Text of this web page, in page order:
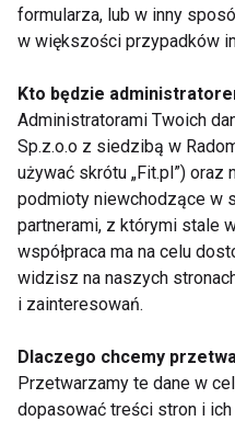
mineralne jak magnez,
pozytywnie wpływa na
krążenia, posiadają
redukują stres
Orzechy i suszone
doskonałe źródło
poprawia pamięć,
efektywność w pracy.
sprawdzi się znacznie
energetyczne, batony
suszone owoce mogą
uzupełnieniem do
formularza, lub w inny
w większości przypadków
Kto będzie
Administratorami Twoich
Sp.z.o.o z siedzibą w
używać skrótu „Fit.pl”)
podmioty niewchodzące w
partnerami, z którymi stale
współpraca ma na celu
widzisz na naszych
i zainteresowań.
Dlaczego chcemy
Przetwarzamy te dane w
dopasować treści stron i